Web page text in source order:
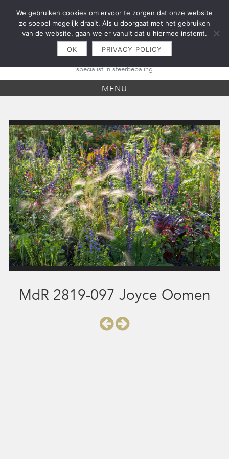
content
specialist in sfeerbepaling
MENU
MdR 2819-097 Joyce Oomen
We gebruiken cookies om ervoor te zorgen dat onze website
zo soepel mogelijk draait. Als u doorgaat met het gebruiken
van de website, gaan we er vanuit dat u hiermee instemt.
OK
PRIVACY POLICY